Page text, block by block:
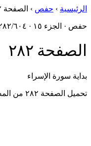
الرئيسية › حفص › الصفحة ٢٨٢
حفص · الجزء ١٥ · ٢٨٢/٦٠٤
الصفحة ٢٨٢
بداية سورة الإسراء
تحميل الصفحة ٢٨٢ من المصحف برواية حفص عن عاصم بصيغة PDF، مُستخرَجةٌ من أصول مجمع الملك فهد.